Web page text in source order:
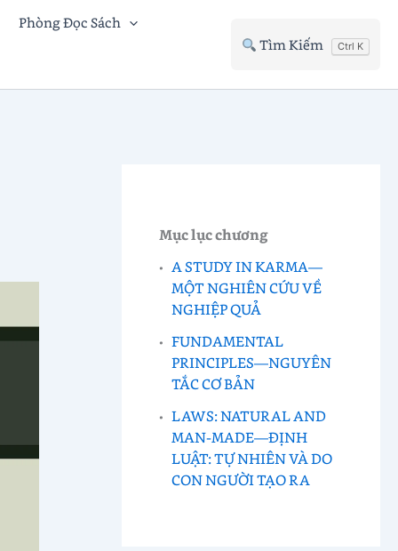
Phòng Đọc Sách
Tìm Kiếm Ctrl K
Mục lục chương
A STUDY IN KARMA—
MỘT NGHIÊN CỨU VỀ
NGHIỆP QUẢ
FUNDAMENTAL
PRINCIPLES—NGUYÊN
TẮC CƠ BẢN
LAWS: NATURAL AND
MAN-MADE—ĐỊNH
LUẬT: TỰ NHIÊN VÀ DO
CON NGƯỜI TẠO RA